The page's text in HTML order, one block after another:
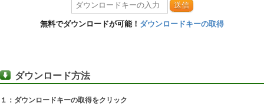
送信
無料でダウンロードが可能！ ダウンロードキーの取得
ダウンロード方法
１：ダウンロードキーの取得をクリック